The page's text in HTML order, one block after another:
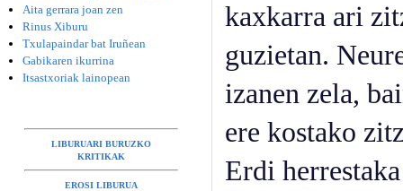
Aita gerrara joan zen
Rinus Xiburu
Txulapaindar bat Iruñean
Gabikaren ikurrina
Itsastxoriak lainopean
LIBURUARI BURUZKO
KRITIKAK
EROSI LIBURUA
kaxkarra ari
guzietan.
izanen zela,
ere kostako
Erdi